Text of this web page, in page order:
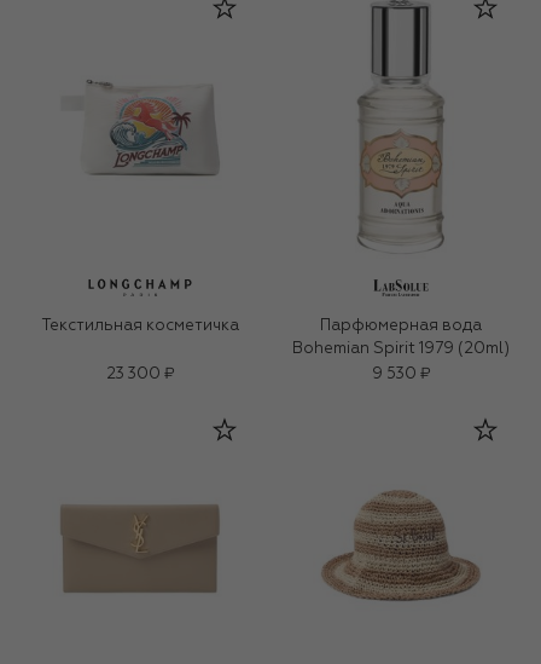
Текстильная косметичка
23 300 ₽
Парфюмерная вода
Bohemian Spirit 1979 (20ml)
9 530 ₽